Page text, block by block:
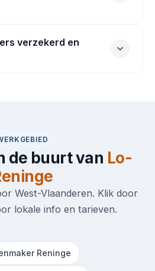
verzekerd en
de buurt van Lo-
West-Vlaanderen. Klik door
lokale info en tarieven.
Reninge